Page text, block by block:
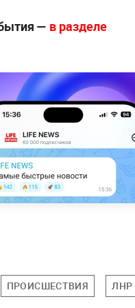
— в разделе
ПРОИСШЕСТВИЯ ЛНР